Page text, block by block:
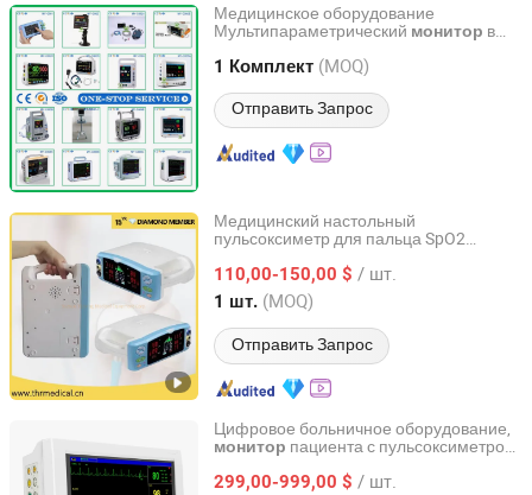
Медицинское оборудование
Мультипараметрический монитор в
допплер Пульсоксиметр Монитор
1 Комплект (MOQ)
Отправить Запрос
Guangzhou Maya Medical Equipment Co., Ltd.
Guangdong, China с 2012
Медицинский настольный
пульсоксиметр для пальца SpO2
110,00-150,00 $ / шт.
1 шт. (MOQ)
Отправить Запрос
Suzhou Thriving Medical Equipment Corp.
Jiangsu, China с 2009
Цифровое больничное оборудование,
монитор пациента с пульсоксиметром
299,00-999,00 $ / шт.
Guopeng Global Healthcare Management (Chengdu) Co.,
Ltd.